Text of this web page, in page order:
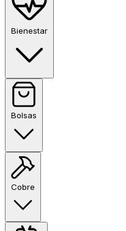
Bienestar
Bolsas
Cobre